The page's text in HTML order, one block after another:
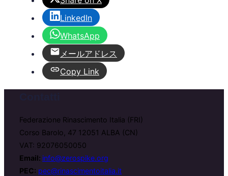
LinkedIn
WhatsApp
メールアドレス
Copy Link
Federazione Rinascimento Italia (FRI)
Corso Barolo, 47 12051 ALBA (CN)
VAT: 92076050050
Email: info@zerospike.org
PEC: pec@rinascimentoitalia.it